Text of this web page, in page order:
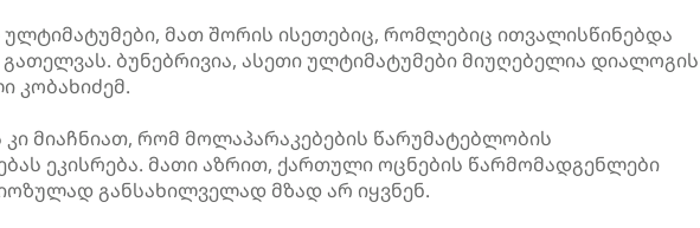
მათ შორის ისეთებიც, რომლებიც ითვალისწინებდა
გათელვას. ბუნებრივია, ასეთი ულტიმატუმები მიუღებელია დიალოგის
კობახიძემ.
მიაჩნიათ, რომ მოლაპარაკებების წარუმატებლობის
ეკისრება. მათი აზრით, ქართული ოცნების წარმომადგენლები
განსახილველად მზად არ იყვნენ.